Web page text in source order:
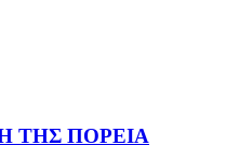
ΤΗΣ ΠΟΡΕΙΑ